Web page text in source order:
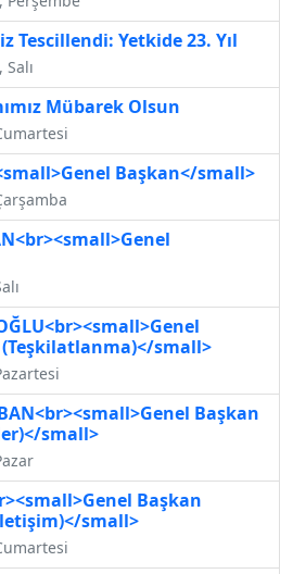
Tescillendi: Yetkide 23. Yıl
Mübarek Olsun
Başkan</small>
(Teşkilatlanma)</small>
Başkan
small>
Başkan
İletişim)</small>